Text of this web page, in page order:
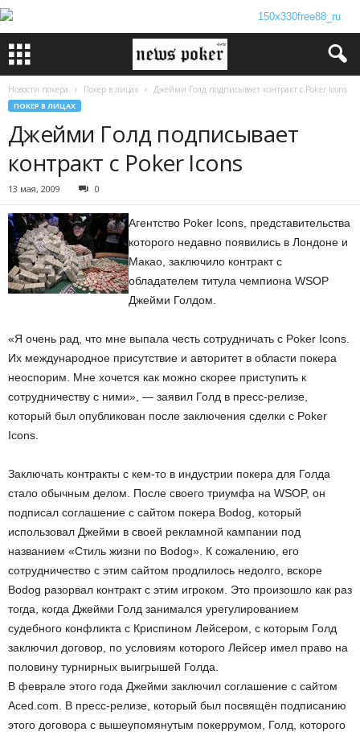
Новости покера Покер в лицах Джейми Голд подписывает контракт с Poker Icons
ПОКЕР В ЛИЦАХ
Джейми Голд подписывает
контракт с Poker Icons
13 мая, 2009 0
Агентство Poker Icons, представительства
которого недавно появились в Лондоне и
Макао, заключило контракт с
обладателем титула чемпиона WSOP
Джейми Голдом.
«Я очень рад, что мне выпала честь сотрудничать с Poker Icons.
Их международное присутствие и авторитет в области покера
неоспорим. Мне хочется как можно скорее приступить к
сотрудничеству с ними», — заявил Голд в пресс-релизе,
который был опубликован после заключения сделки с Poker
Icons.
Заключать контракты с кем-то в индустрии покера для Голда
стало обычным делом. После своего триумфа на WSOP, он
подписал соглашение с сайтом покера Bodog, который
использовал Джейми в своей рекламной кампании под
названием «Стиль жизни по Bodog». К сожалению, его
сотрудничество с этим сайтом продлилось недолго, вскоре
Bodog разорвал контракт с этим игроком. Это произошло как раз
тогда, когда Джейми Голд занимался урегулированием
судебного конфликта с Криспином Лейсером, с которым Голд
заключил договор, по условиям которого Лейсер имел право на
половину турнирных выигрышей Голда.
В феврале этого года Джейми заключил соглашение с сайтом
Aced.com. В пресс-релизе, который был посвящён подписанию
этого договора с вышеупомянутым покеррумом, Голд, которого